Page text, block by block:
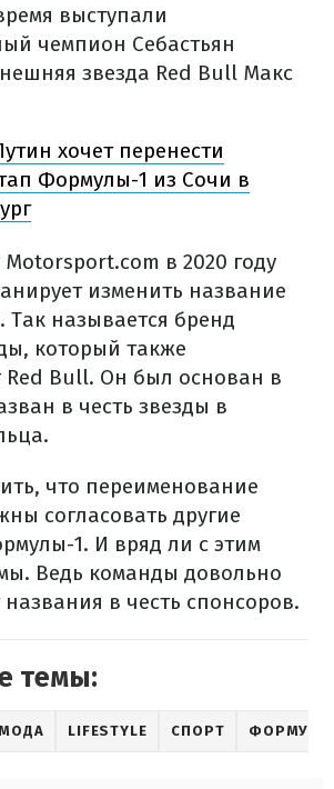
выступали
чемпион Себастьян
звезда Red Bull Макс
хочет перенести
Формулы-1 из Сочи в
в 2020 году
изменить название
Так называется бренд
который также
Bull. Он был основан в
в честь звезды в
что переименование
согласовать другие
1. И вряд ли с этим
Ведь команды довольно
в честь спонсоров.
темы:
LIFESTYLE СПОРТ